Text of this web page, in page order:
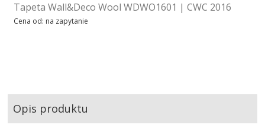
Tapeta Wall&Deco Wool WDWO1601 | CWC 2016
Cena od: na zapytanie
Opis produktu